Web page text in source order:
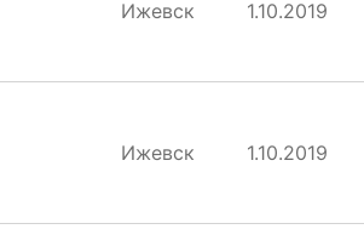
Ижевск 1.10.2019
Ижевск 1.10.2019